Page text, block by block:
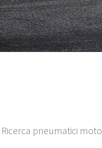
Ricerca pneumatici moto